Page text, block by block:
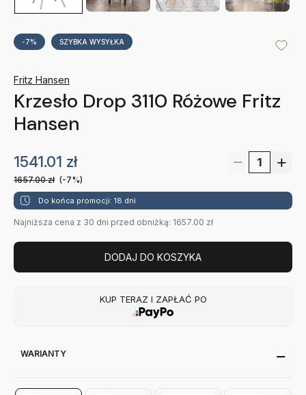
-7% SZYBKA WYSYŁKA
Fritz Hansen
Krzesło Drop 3110 Różowe Fritz
Hansen
1541.01 zł
1657.00zł (-7%)
Do końca promocji: 18 dni
Najniższa cena z 30 dni przed obniżką: 1657.00 zł
DODAJ DO KOSZYKA
KUP TERAZ I ZAPŁAĆ PO
WARIANTY